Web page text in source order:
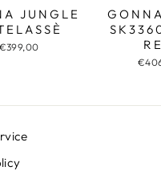
JUNGLE
€399,00